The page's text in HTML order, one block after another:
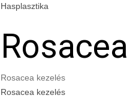
Hasplasztika
Rosacea kezelés
Rosacea kezelés